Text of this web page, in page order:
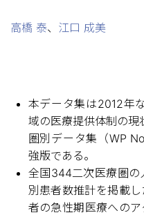
高橋 泰、 江口 成美
本データ集は2012年
域の医療提供体制の
圏別データ集（WP
強版である。
全国344二次医療圏の
別患者数推計を掲載
者の急性期医療への